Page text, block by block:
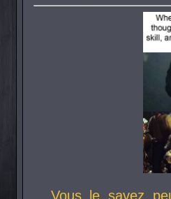
Vous le savez